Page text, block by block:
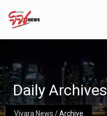
Vivara News /Archive
Daily Archives